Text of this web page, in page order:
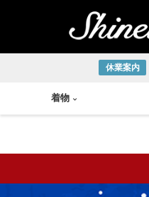
休業案内
着物